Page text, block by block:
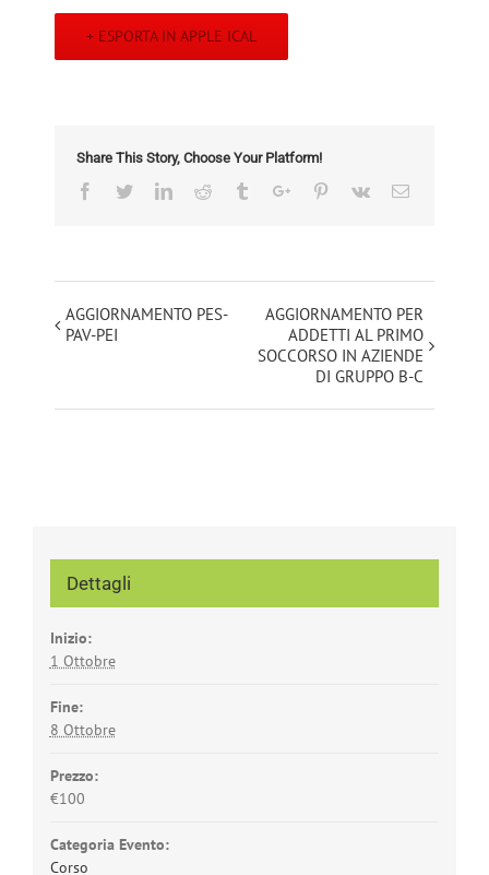
+ ESPORTA IN APPLE ICAL
Share This Story, Choose Your Platform!
Facebook
TwitterLinkedinReddit TumblrGoogle+Pinterest
Vk Email
Evento
Navigation
AGGIORNAMENTO PES-
PAV-PEI
AGGIORNAMENTO PER
ADDETTI AL PRIMO
SOCCORSO IN AZIENDE
DI GRUPPO B-C
Dettagli
Inizio:
1 Ottobre
Fine:
8 Ottobre
Prezzo:
€100
Categoria Evento:
Corso